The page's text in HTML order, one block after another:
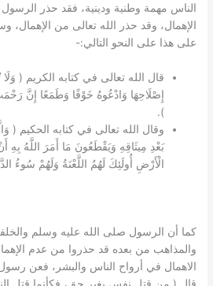
الناس مهمة وطنية ودينية، فقد حذر
الإهمال، وقد حذر الله تعالى من الإهمال،
على هذا على النحو التالي:-
قال الله تعالى في كتابه الكريم (
إِصْلَاحِهَا وَادْعُوهُ خَوْفًا وَطَمَعًا إِنَّ
).
وقال الله تعالى في كتابه الحكيم (
بَعْدِ مِيثَاقِهِ وَيَقْطَعُونَ مَا أَمَرَ اللَّهُ
الْأَرْضِ أُولَئِكَ لَهُمُ اللَّعْنَةُ وَلَهُمْ سُوءُ
كما أن الرسول صلى الله عليه وسلم
والمذاهب من بعده قد حذروا من عدم
الاهمال في أرواح الناس والبشر، فعن